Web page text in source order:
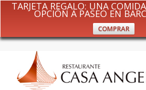
TARJETA REGALO: UNA
OPCIÓN A PASEO EN
COMPRAR